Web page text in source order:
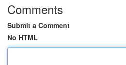
Comments
Submit a Comment
No HTML